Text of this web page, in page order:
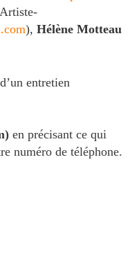
), Hélène Motteau
entretien
en précisant ce qui
numéro de téléphone.